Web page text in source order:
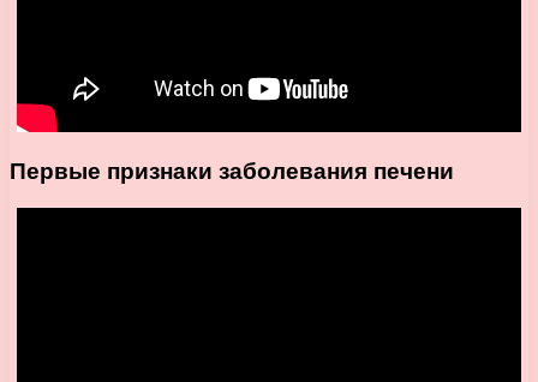
Первые признаки заболевания печени